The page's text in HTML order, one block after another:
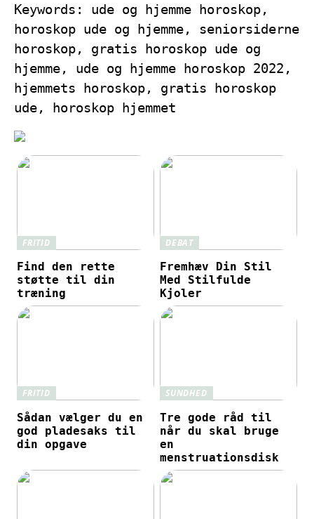
Keywords: ude og hjemme horoskop,
horoskop ude og hjemme, seniorsiderne
horoskop, gratis horoskop ude og
hjemme, ude og hjemme horoskop 2022,
hjemmets horoskop, gratis horoskop
ude, horoskop hjemmet
FRITID
Find den rette
støtte til din
træning
DEBAT
Fremhæv Din Stil
Med Stilfulde
Kjoler
FRITID
Sådan vælger du en
god pladesaks til
din opgave
SUNDHED
Tre gode råd til
når du skal bruge
en
menstruationsdisk